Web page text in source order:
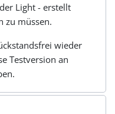
Light - erstellt
zu müssen.
wieder
Testversion an